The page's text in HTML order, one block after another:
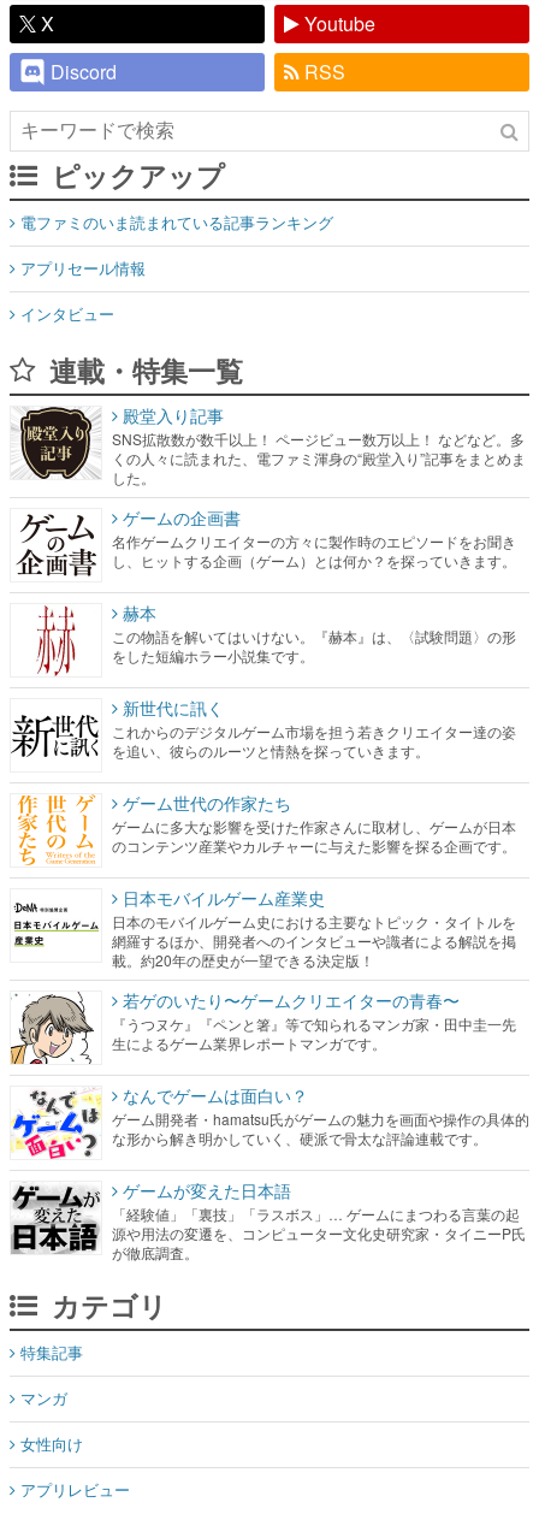
X
Youtube
Discord
RSS
ピックアップ
電ファミのいま読まれている記事ランキング
アプリセール情報
インタビュー
連載・特集一覧
殿堂入り記事
SNS拡散数が数千以上！ ページビュー数万以上！ などなど。多
くの人々に読まれた、電ファミ渾身の“殿堂入り”記事をまとめま
した。
ゲームの企画書
名作ゲームクリエイターの方々に製作時のエピソードをお聞き
し、ヒットする企画（ゲーム）とは何か？を探っていきます。
赫本
この物語を解いてはいけない。『赫本』は、〈試験問題〉の形
をした短編ホラー小説集です。
新世代に訊く
これからのデジタルゲーム市場を担う若きクリエイター達の姿
を追い、彼らのルーツと情熱を探っていきます。
ゲーム世代の作家たち
ゲームに多大な影響を受けた作家さんに取材し、ゲームが日本
のコンテンツ産業やカルチャーに与えた影響を探る企画です。
日本モバイルゲーム産業史
日本のモバイルゲーム史における主要なトピック・タイトルを
網羅するほか、開発者へのインタビューや識者による解説を掲
載。約20年の歴史が一望できる決定版！
若ゲのいたり〜ゲームクリエイターの青春〜
『うつヌケ』『ペンと箸』等で知られるマンガ家・田中圭一先
生によるゲーム業界レポートマンガです。
なんでゲームは面白い？
ゲーム開発者・hamatsu氏がゲームの魅力を画面や操作の具体的
な形から解き明かしていく、硬派で骨太な評論連載です。
ゲームが変えた日本語
「経験値」「裏技」「ラスボス」… ゲームにまつわる言葉の起
源や用法の変遷を、コンピューター文化史研究家・タイニーP氏
が徹底調査。
カテゴリ
特集記事
マンガ
女性向け
アプリレビュー